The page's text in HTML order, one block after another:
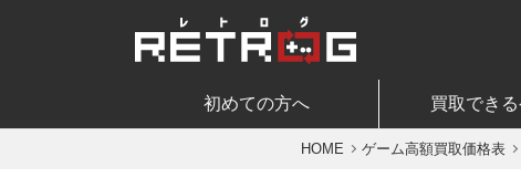
初めての方へ 買取でき
HOME ゲーム高額買取価格表